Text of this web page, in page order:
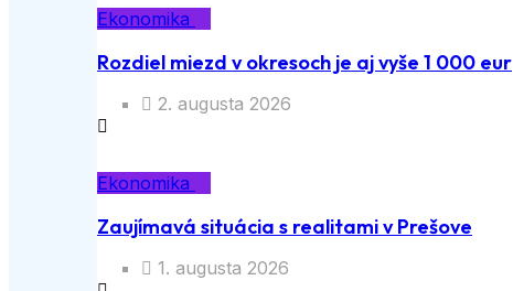
Ekonomika
Rozdiel miezd v okresoch je aj vyše 1 000 eur
2. augusta 2026
Ekonomika
Zaujímavá situácia s realitami v Prešove
1. augusta 2026